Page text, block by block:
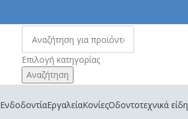
Επιλογή κατηγορίας
Αναζήτηση
ΕνδοδοντίαΕργαλείαΚονίεςΟδοντοτεχνικά είδη